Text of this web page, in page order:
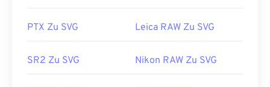
PTX Zu SVG Leica RAW Zu SVG
SR2 Zu SVG Nikon RAW Zu SVG